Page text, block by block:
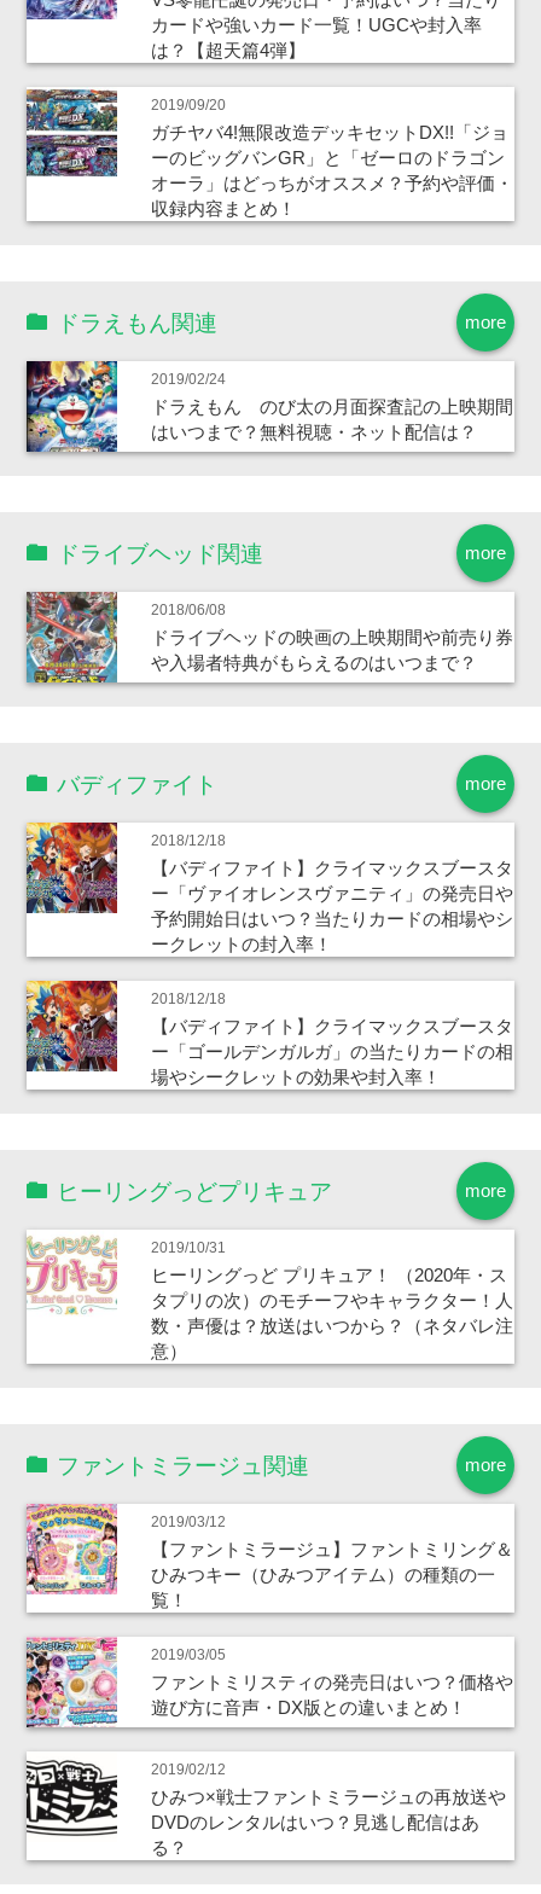
カードや強いカード一覧！UGCや封入率
は？【超天篇4弾】
2019/09/20
ガチヤバ4!無限改造デッキセットDX!!「ジョ
ーのビッグバンGR」と「ゼーロのドラゴン
オーラ」はどっちがオススメ？予約や評価・
収録内容まとめ！
more
ドラえもん関連
2019/02/24
ドラえもん のび太の月面探査記の上映期間
はいつまで？無料視聴・ネット配信は？
more
ドライブヘッド関連
2018/06/08
ドライブヘッドの映画の上映期間や前売り券
や入場者特典がもらえるのはいつまで？
more
バディファイト
2018/12/18
【バディファイト】クライマックスブースタ
ー「ヴァイオレンスヴァニティ」の発売日や
予約開始日はいつ？当たりカードの相場やシ
ークレットの封入率！
2018/12/18
【バディファイト】クライマックスブースタ
ー「ゴールデンガルガ」の当たりカードの相
場やシークレットの効果や封入率！
more
ヒーリングっどプリキュア
2019/10/31
ヒーリングっど プリキュア！ （2020年・ス
タプリの次）のモチーフやキャラクター！人
数・声優は？放送はいつから？（ネタバレ注
意）
more
ファントミラージュ関連
2019/03/12
【ファントミラージュ】ファントミリング＆
ひみつキー（ひみつアイテム）の種類の一
覧！
2019/03/05
ファントミリスティの発売日はいつ？価格や
遊び方に音声・DX版との違いまとめ！
2019/02/12
ひみつ×戦士ファントミラージュの再放送や
DVDのレンタルはいつ？見逃し配信はあ
る？